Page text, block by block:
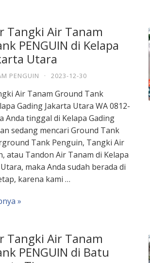
Tangki Air Tanam
PENGUIN di Kelapa
Utara
PENGUIN · 2023-12-30
Air Tanam Ground Tank
Gading Jakarta Utara WA 0812-
Anda tinggal di Kelapa Gading
sedang mencari Ground Tank
Tank Penguin, Tangki Air
atau Tandon Air Tanam di Kelapa
maka Anda sudah berada di
karena kami …
»
Tangki Air Tanam
PENGUIN di Batu